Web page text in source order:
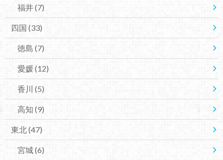
福井(7)
四国 (33)
徳島 (7)
愛媛(12)
香川 (5)
高知 (9)
東北(47)
宮城(6)